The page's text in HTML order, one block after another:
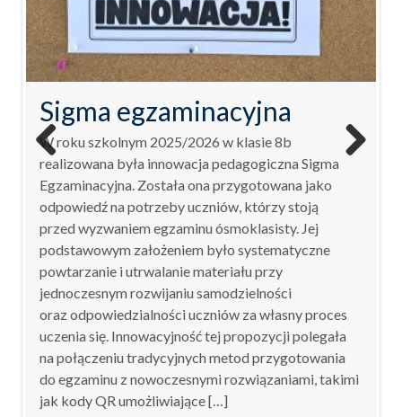
Innowacja pedagogiczna
,,Liczymy, mnożymy –
świetnie się bawimy’’
Sigma egzaminacyjna
W roku szkolnym 2025/2026 w klasie 8b
realizowana była innowacja pedagogiczna Sigma
Egzaminacyjna. Została ona przygotowana jako
odpowiedź na potrzeby uczniów, którzy stoją
przed wyzwaniem egzaminu ósmoklasisty. Jej
podstawowym założeniem było systematyczne
powtarzanie i utrwalanie materiału przy
jednoczesnym rozwijaniu samodzielności
oraz odpowiedzialności uczniów za własny proces
uczenia się. Innowacyjność tej propozycji polegała
na połączeniu tradycyjnych metod przygotowania
do egzaminu z nowoczesnymi rozwiązaniami, takimi
jak kody QR umożliwiające […]
Innowacja pedagogiczna
„Eksperymentuj z nami –
świetlicowe laboratorium
odkrywców”
Previ
ous
Next